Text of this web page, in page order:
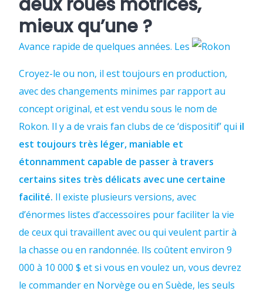
mieux qu’une ?
Avance rapide de quelques années. Les
Croyez-le ou non, il est toujours en production,
avec des changements minimes par rapport au
concept original, et est vendu sous le nom de
Rokon. Il y a de vrais fan clubs de ce ‘dispositif’ qui il
est toujours très léger, maniable et
étonnamment capable de passer à travers
certains sites très délicats avec une certaine
facilité. Il existe plusieurs versions, avec
d’énormes listes d’accessoires pour faciliter la vie
de ceux qui travaillent avec ou qui veulent partir à
la chasse ou en randonnée. Ils coûtent environ 9
000 à 10 000 $ et si vous en voulez un, vous devrez
le commander en Norvège ou en Suède, les seuls